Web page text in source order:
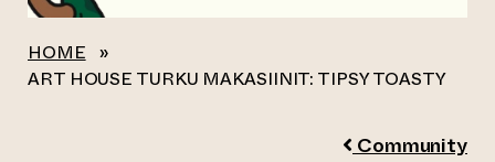
HOME »
ART HOUSE TURKU MAKASIINIT: TIPSY TOASTY
Community